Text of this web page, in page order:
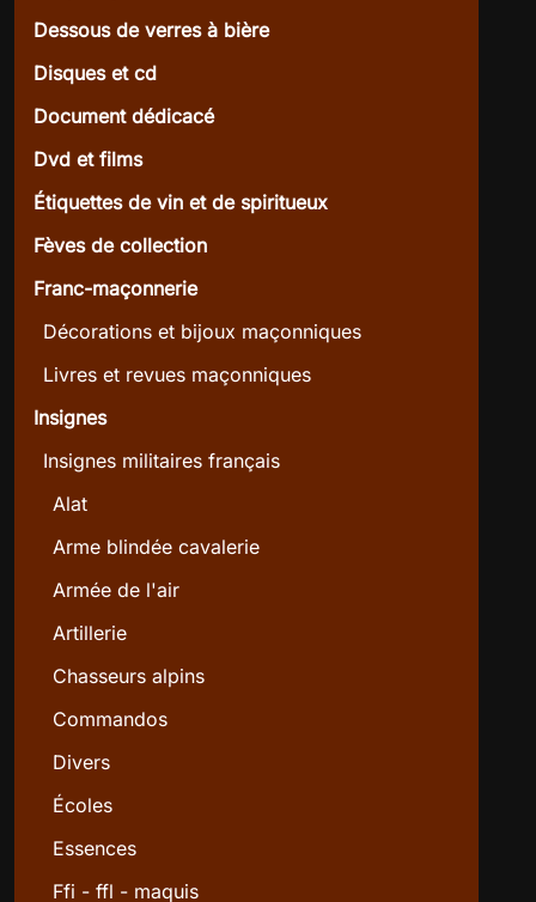
Dessous de verres à bière
Disques et cd
Document dédicacé
Dvd et films
Étiquettes de vin et de spiritueux
Fèves de collection
Franc-maçonnerie
Décorations et bijoux maçonniques
Livres et revues maçonniques
Insignes
Insignes militaires français
Alat
Arme blindée cavalerie
Armée de l'air
Artillerie
Chasseurs alpins
Commandos
Divers
Écoles
Essences
Ffi - ffl - maquis